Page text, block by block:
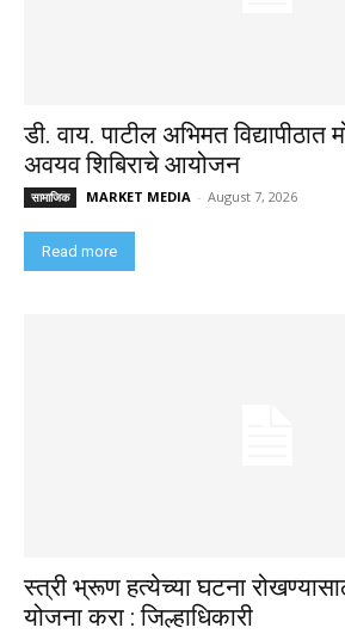
डी. वाय. पाटील अभिमत
अवयव शिबिराचे आयोजन
सामाजिक MARKET MEDIA - August 7, 2026
Read more
स्त्री भ्रूण हत्येच्या घटना
योजना करा : जिल्हाधिकारी